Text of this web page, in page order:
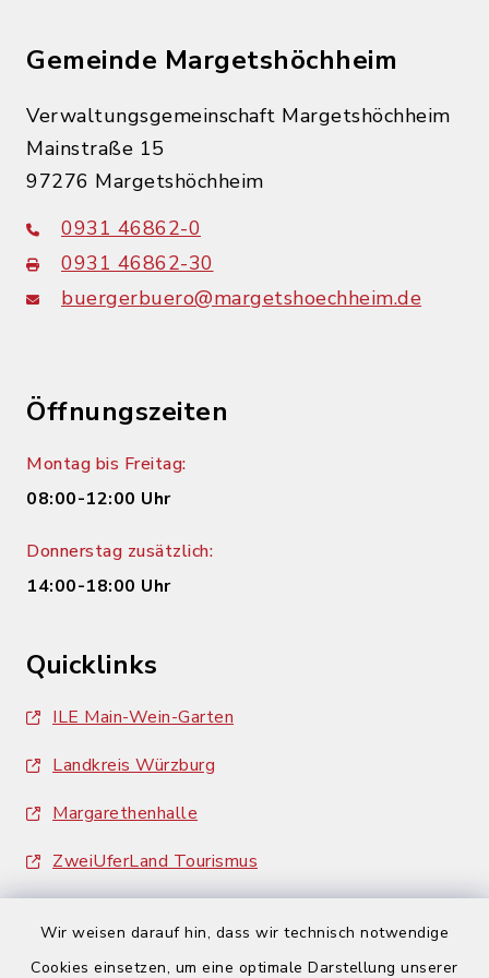
Wir weisen darauf hin, dass wir technisch notwendige
Cookies einsetzen, um eine optimale Darstellung unserer
Gemeinde Margetshöchheim
Verwaltungsgemeinschaft Margetshöchheim
Mainstraße 15
97276 Margetshöchheim
0931 46862-0
0931 46862-30
buergerbuero@margetshoechheim.de
Öffnungszeiten
Montag bis Freitag:
08:00-12:00 Uhr
Donnerstag zusätzlich:
14:00-18:00 Uhr
Quicklinks
ILE Main-Wein-Garten
Landkreis Würzburg
Margarethenhalle
ZweiUferLand Tourismus